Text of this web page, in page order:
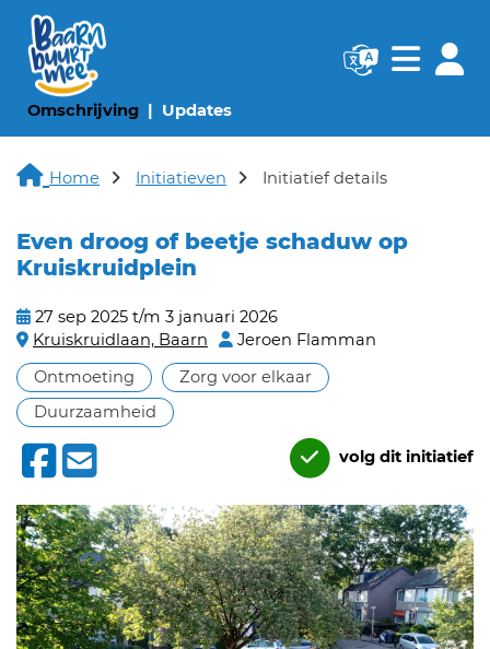
Omschrijving(huidige pagina)
Updates(huidige pagina)
Navigatie
Home Initiatieven Initiatief details
Even droog of beetje schaduw op
Kruiskruidplein
27 sep 2025 t/m 3 januari 2026
Kruiskruidlaan, Baarn
Jeroen Flamman
Ontmoeting
Zorg voor elkaar
Duurzaamheid
volg dit initiatief